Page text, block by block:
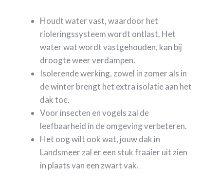
Houdt water vast, waardoor het
rioleringssysteem wordt ontlast. Het
water wat wordt vastgehouden, kan bij
droogte weer verdampen.
Isolerende werking, zowel in zomer als in
de winter brengt het extra isolatie aan het
dak toe.
Voor insecten en vogels zal de
leefbaarheid in de omgeving verbeteren.
Het oog wilt ook wat, jouw dak in
Landsmeer zal er een stuk fraaier uit zien
in plaats van een zwart vak.